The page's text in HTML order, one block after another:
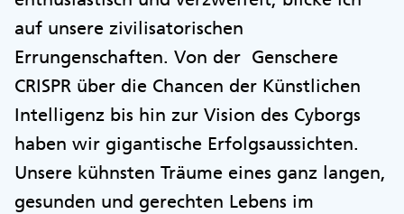
auf unsere zivilisatorischen
Errungenschaften. Von der Genschere
CRISPR über die Chancen der Künstlichen
Intelligenz bis hin zur Vision des Cyborgs
haben wir gigantische Erfolgsaussichten.
Unsere kühnsten Träume eines ganz langen,
gesunden und gerechten Lebens im